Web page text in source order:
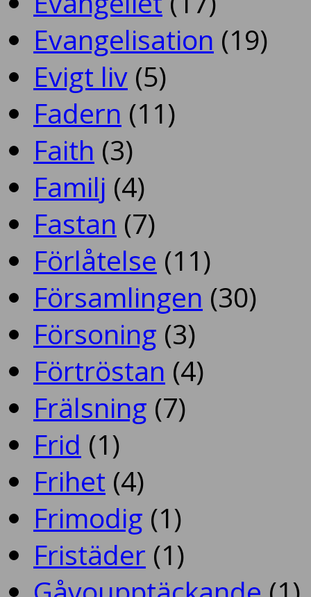
Evangelisation (19)
Evigt liv (5)
Fadern (11)
Faith (3)
Familj (4)
Fastan (7)
Förlåtelse (11)
Församlingen (30)
Försoning (3)
Förtröstan (4)
Frälsning (7)
Frid (1)
Frihet (4)
Frimodig (1)
Fristäder (1)